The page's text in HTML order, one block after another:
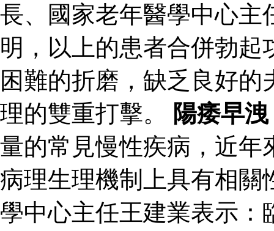
長、國家老年醫學中心主
明，以上的患者合併勃
困難的折磨，缺乏良好
理的雙重打擊。
陽痿早洩
量的常見慢性疾病，近年
病理生理機制上具有相關
學中心主任王建業表示：